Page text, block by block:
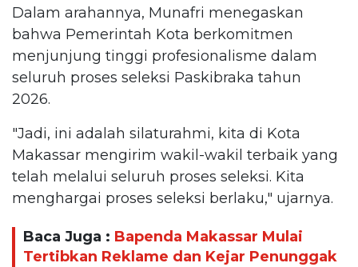
Dalam arahannya, Munafri menegaskan
bahwa Pemerintah Kota berkomitmen
menjunjung tinggi profesionalisme dalam
seluruh proses seleksi Paskibraka tahun
2026.
"Jadi, ini adalah silaturahmi, kita di Kota
Makassar mengirim wakil-wakil terbaik yang
telah melalui seluruh proses seleksi. Kita
menghargai proses seleksi berlaku," ujarnya.
Baca Juga : Bapenda Makassar Mulai
Tertibkan Reklame dan Kejar Penunggak